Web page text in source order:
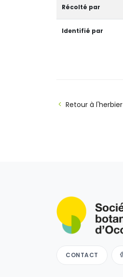
Récolté par
Identifié par
Retour à l'herbier
CONTACT